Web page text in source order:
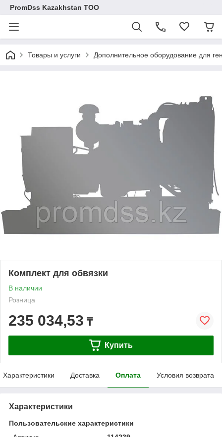
PromDss Kazakhstan TOO
Товары и услуги Дополнительное оборудование для
Комплект для обвязки
В наличии
Розница
235 034,53 ₸
Купить
Характеристики Доставка Оплата Условия возврата
Характеристики
Пользовательские характеристики